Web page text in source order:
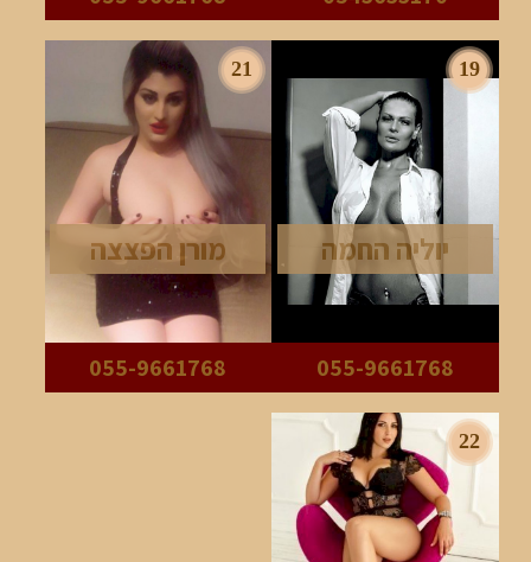
19
יוליה החמה
055-9661768
21
מורן הפצצה
055-9661768
22